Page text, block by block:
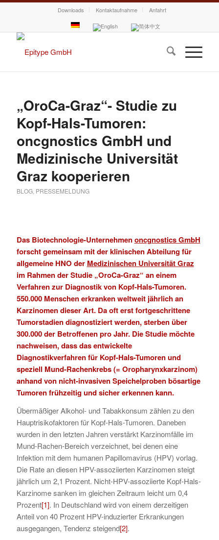
Downloads Kontaktaufnahme Anfahrt
„OroCa-Graz“- Studie zu
Kopf-Hals-Tumoren:
oncgnostics GmbH und
Medizinische Universität
Graz kooperieren
BLOG, PRESSEMELDUNG
Das Biotechnologie-Unternehmenoncgnostics GmbH
forscht gemeinsam mit der klinischen Abteilung für
allgemeine HNO der Medizinischen Universität Graz
im Rahmen der Studie „OroCa-Graz“ an einem
Verfahren zur Diagnostik von Kopf-Hals-Tumoren.
550.000 Menschen erkranken weltweit jährlich an
Karzinomen dieser Art. Da oft erst fortgeschrittene
Tumorstadien diagnostiziert werden, sterben über
300.000 der Betroffenen pro Jahr. Die Studie möchte
nachweisen, dass das entwickelte
Diagnostikverfahren für Kopf-Hals-Tumoren und
speziell Mund-Rachenkrebs (= Oropharynxkarzinom)
anhand von nicht-invasiven Speichelproben bösartige
Tumoren frühzeitig und sicher erkennen kann.
Übermäßiger Alkohol- und Tabakkonsum zählen zu den
Hauptrisikofaktoren für Kopf-Hals-Tumoren. Daneben
wurden in den letzten Jahren verstärkt Karzinomfälle im
Mund-Rachen-Bereich verzeichnet, bei denen eine
Infektion mit dem humanen Papillomavirus (HPV) vorlag.
Die Rate an diesen HPV-assoziierten Karzinomen steigt
jährlich um 2,1 Prozent. Nicht-HPV-assoziierte Kopf-Hals-
Karzinome sanken im gleichen Zeitraum leicht um 0,4
Prozent[1]. In Deutschland wird von einem derzeitigen
Anteil von 40 Prozent HPV-induzierter Erkrankungen
ausgegangen, Tendenz steigend[2].